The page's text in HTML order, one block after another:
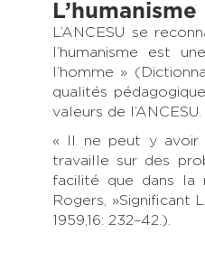
L’humanisme
L’ANCESU se
l’humanisme est
l’homme »
qualités
valeurs de l’ANCESU.
« Il ne peut y avoir
travaille sur des
facilité que dans la
Rogers, »Significant
1959,16: 232–42.).